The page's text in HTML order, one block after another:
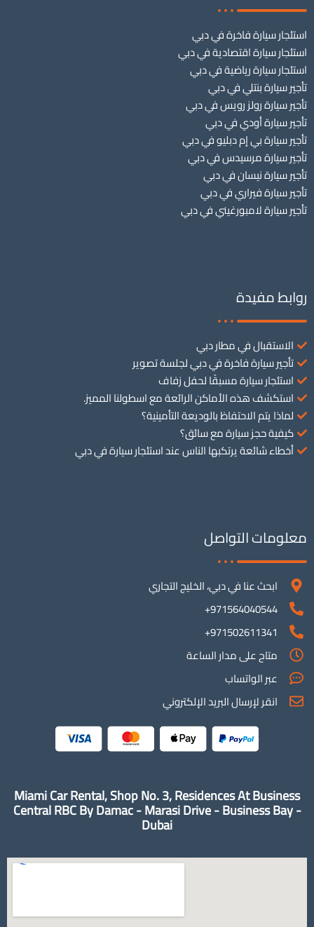
استئجار سيارة فاخرة في دبي
استئجار سيارة اقتصادية في دبي
استئجار سيارة رياضية في دبي
تأجير سيارة بنتلي في دبي
تأجير سيارة رولز رويس في دبي
تأجير سيارة أودي في دبي
تأجير سيارة بي إم دبليو في دبي
تأجير سيارة مرسيدس في دبي
تأجير سيارة نيسان في دبي
تأجير سيارة فيراري في دبي
تأجير سيارة لامبورغيني في دبي
روابط مفيدة
الاستقبال في مطار دبي
تأجير سيارة فاخرة في دبي لجلسة تصوير
استئجار سيارة مسبقًا لحفل زفاف
استكشف هذه الأماكن الرائعة مع اسطولنا المميز.
لماذا يتم الاحتفاظ بالوديعة التأمينية؟
كيفية حجز سيارة مع سائق؟
أخطاء شائعة يرتكبها الناس عند استئجار سيارة في دبي
معلومات التواصل
ابحث عنا في دبي، الخليج التجاري
971564040544+
971502611341+
متاح على مدار الساعة
عبر الواتساب
انقر لإرسال البريد الإلكتروني
Miami Car Rental, Shop No. 3, Residences At Business
Central RBC By Damac - Marasi Drive - Business Bay -
Dubai